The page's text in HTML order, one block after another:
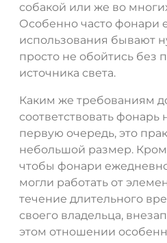
собакой или же во
Особенно часто фонари
использования бывают
просто не обойтись без
источника света.
Каким же требованиям
соответствовать
первую очередь, это
небольшой размер.
чтобы фонари
могли работать от
течение длительного
своего владельца,
этом отношении